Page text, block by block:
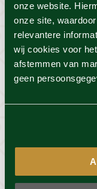
onze website.
onze site,
relevantere
wij cookies voor
afstemmen van
geen
Voorwaarden
Dit vind